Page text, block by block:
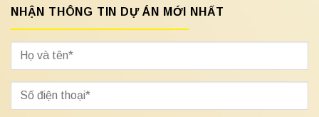
NHẬN THÔNG TIN DỰ ÁN MỚI NHẤT